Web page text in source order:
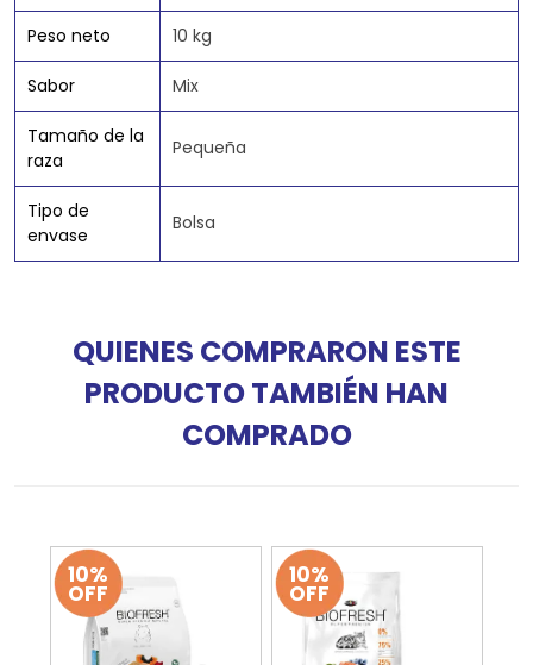
Peso neto 10 kg
Sabor Mix
Tamaño de la
raza
Pequeña
Tipo de
envase
Bolsa
QUIENES COMPRARON ESTE
PRODUCTO TAMBIÉN HAN
COMPRADO
10%
OFF
10%
OFF